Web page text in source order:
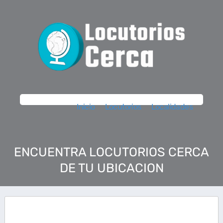
Inicio Locutorios Localidades
ENCUENTRA LOCUTORIOS CERCA
DE TU UBICACION